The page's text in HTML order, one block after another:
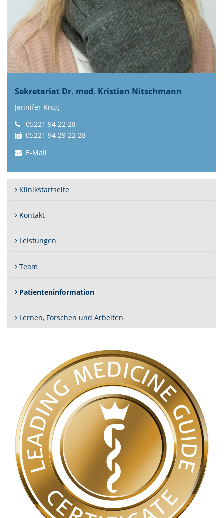
Sekretariat Dr. med. Kristian Nitschmann
Jennifer Krug
05221 94 22 28
05221 94 29 22 28
E-Mail
Klinikstartseite
Kontakt
Leistungen
Team
Patienteninformation(Standort)
Lernen, Forschen und Arbeiten